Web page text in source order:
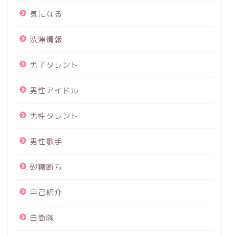
気になる
渋滞情報
男子タレント
男性アイドル
男性タレント
男性歌手
砂糖断ち
自己紹介
自衛隊